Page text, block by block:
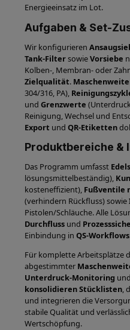
Energieeinsatz im Lot.
Aufgaben & Set-
Wir konfigurieren
Tank-FiltersowieVorsiebe
Kolben-, Membran- oder
Zielqualität.
304/316, PA),
und Grenzwerte
Reinigung, Wechsel und
Export und QR-Etiketten
Produktbereiche &
Das Programm umfasst
lösungsmittelbeständig),
kosteneffizient), Fußventile
(verhindern Rückfluss) sowie
Pistolen/Schläuche. Alle
Durchfluss und
Einbindung in QS-Workflows
Für komplette Arbeitsplätze
abgestimmter
Unterdruck-Monitoring und
konsolidieren Stücklisten,
und integrieren die
stabile Qualität und
Wertschöpfung.